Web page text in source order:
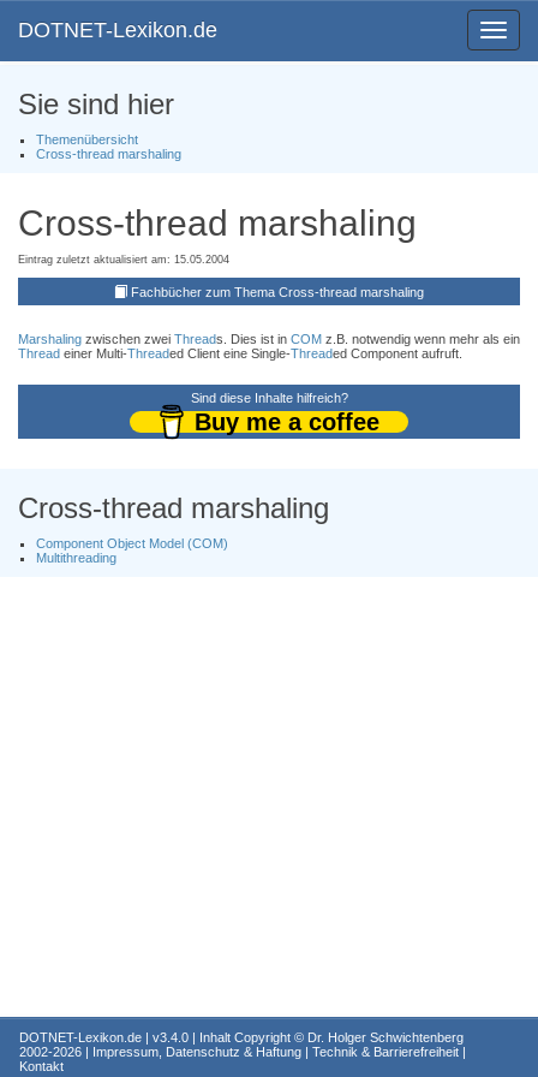
Toggle
DOTNET-Lexikon.de
Sie sind hier
Themenübersicht
Cross-thread marshaling
Cross-thread marshaling
Eintrag zuletzt aktualisiert am: 15.05.2004
Fachbücher zum Thema Cross-thread marshaling
Marshaling zwischen zwei Threads. Dies ist in COM z.B. notwendig wenn mehr als ein
Thread einer Multi-Threaded Client eine Single-Threaded Component aufruft.
Sind diese Inhalte hilfreich?
Buy me a coffee
Cross-thread marshaling
Component Object Model (COM)
Multithreading
DOTNET-Lexikon.de | v3.4.0 | Inhalt Copyright © Dr. Holger Schwichtenberg
2002-2026 | Impressum, Datenschutz & Haftung | Technik & Barrierefreiheit |
Kontakt